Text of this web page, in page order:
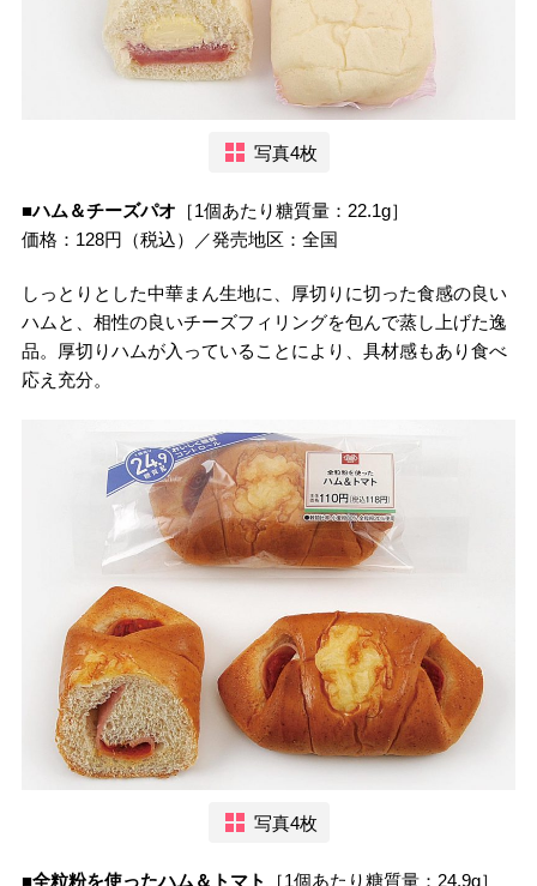
写真4枚
■ハム＆チーズパオ ［1個あたり糖質量：22.1g］
価格：128円（税込）／発売地区：全国
しっとりとした中華まん生地に、厚切りに切った食感の良い
ハムと、相性の良いチーズフィリングを包んで蒸し上げた逸
品。厚切りハムが入っていることにより、具材感もあり食べ
応え充分。
写真4枚
■全粒粉を使ったハム＆トマト
［1個あたり糖質量：24.9g］